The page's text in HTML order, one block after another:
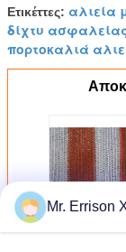
Ετικέττες: αλιεία
δίχτυ
πορτοκαλιά
Mr. Errison